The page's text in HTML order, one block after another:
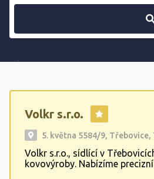
Volkr s.r.o.
5. května 5584/9, Třebovice,
Volkr s.r.o., sídlící v
kovovýroby. Nabízíme